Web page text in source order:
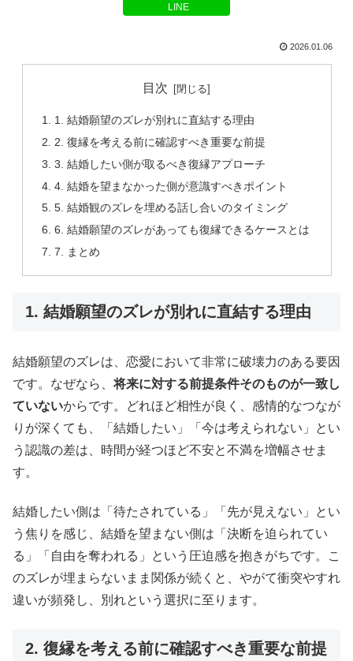
LINE
2026.01.06
目次
1. 結婚願望のズレが別れに直結する理由
2. 復縁を考える前に確認すべき重要な前提
3. 結婚したい側が取るべき復縁アプローチ
4. 結婚を望まなかった側が意識すべきポイント
5. 結婚観のズレを埋める話し合いのタイミング
6. 結婚願望のズレがあっても復縁できるケースとは
7. まとめ
1. 結婚願望のズレが別れに直結する理由
結婚願望のズレは、恋愛において非常に破壊力のある要因
です。なぜなら、将来に対する前提条件そのものが一致し
ていないからです。どれほど相性が良く、感情的なつなが
りが深くても、「結婚したい」「今は考えられない」とい
う認識の差は、時間が経つほど不安と不満を増幅させま
す。
結婚したい側は「待たされている」「先が見えない」とい
う焦りを感じ、結婚を望まない側は「決断を迫られてい
る」「自由を奪われる」という圧迫感を抱きがちです。こ
のズレが埋まらないまま関係が続くと、やがて衝突やすれ
違いが頻発し、別れという選択に至ります。
2. 復縁を考える前に確認すべき重要な前提